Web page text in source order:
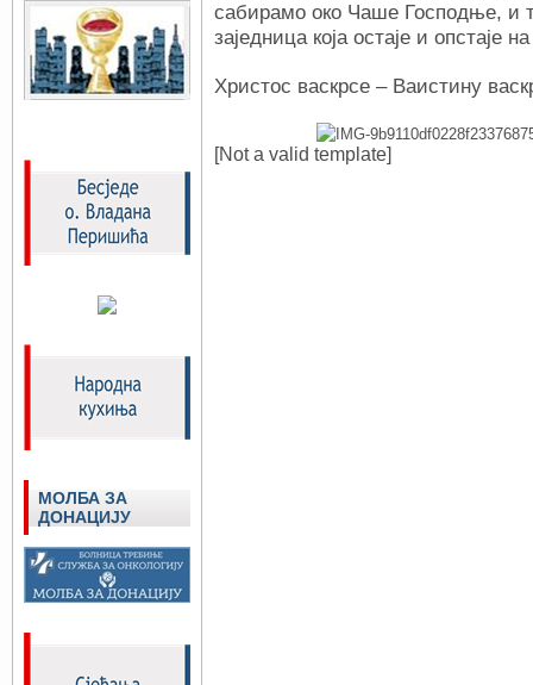
сабирамо око Чаше Господње, и
заједница која остаје и опстаје
Христос васкрсе – Ваистину
[Not a valid template]
МОЛБА ЗА
ДОНАЦИЈУ